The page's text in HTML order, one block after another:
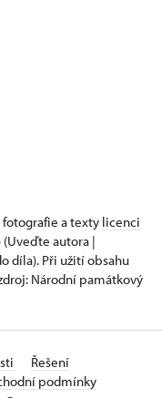
a texty licenci
(Uveďte autora |
díla). Při užití obsahu
Národní památkový
Řešení
podmínky